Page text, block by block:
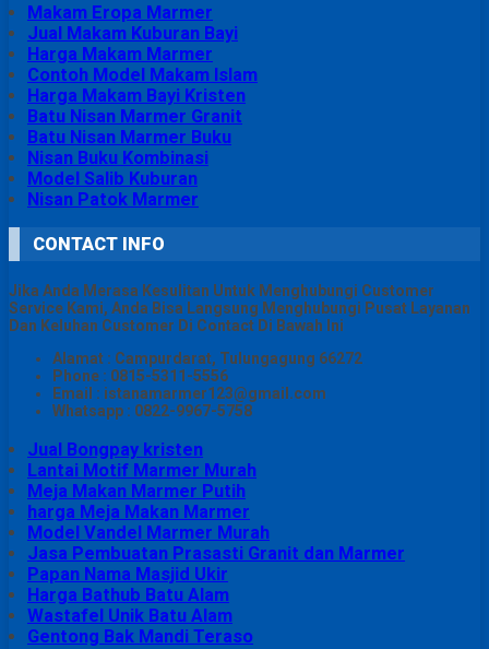
Makam Eropa Marmer
Jual Makam Kuburan Bayi
Harga Makam Marmer
Contoh Model Makam Islam
Harga Makam Bayi Kristen
Batu Nisan Marmer Granit
Batu Nisan Marmer Buku
Nisan Buku Kombinasi
Model Salib Kuburan
Nisan Patok Marmer
CONTACT INFO
Jika Anda Merasa Kesulitan Untuk Menghubungi Customer
Service Kami, Anda Bisa Langsung Menghubungi Pusat Layanan
Dan Keluhan Customer Di Contact Di Bawah Ini
Alamat : Campurdarat, Tulungagung 66272
Phone : 0815-5311-5556
Email : istanamarmer123@gmail.com
Whatsapp : 0822-9967-5758
Jual Bongpay kristen
Lantai Motif Marmer Murah
Meja Makan Marmer Putih
harga Meja Makan Marmer
Model Vandel Marmer Murah
Jasa Pembuatan Prasasti Granit dan Marmer
Papan Nama Masjid Ukir
Harga Bathub Batu Alam
Wastafel Unik Batu Alam
Gentong Bak Mandi Teraso